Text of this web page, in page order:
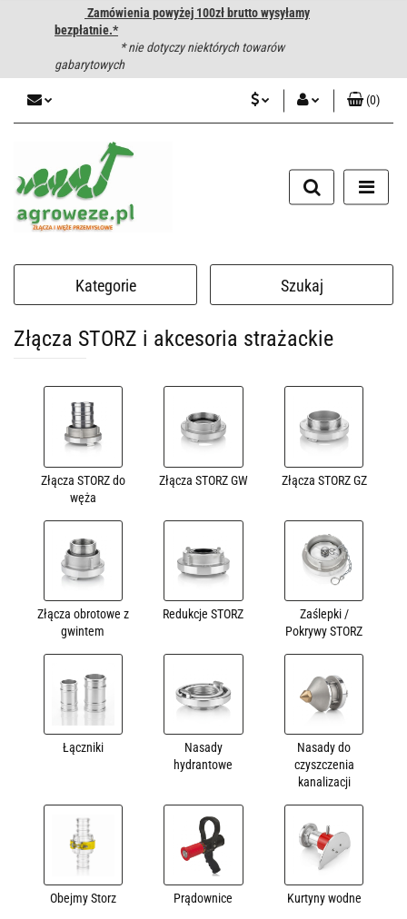
Zamówienia powyżej 100zł brutto wysyłamy
bezpłatnie.*
* nie dotyczy niektórych towarów
gabarytowych
Zarejestruj się
Dodaj zgłoszenie
(0)
Kategorie Szukaj
Złącza STORZ i akcesoria strażackie
Złącza STORZ do
węża
Złącza STORZ GW Złącza STORZ GZ
Złącza obrotowe z
gwintem
Redukcje STORZ
Zaślepki /
Pokrywy STORZ
Łączniki
Nasady
hydrantowe
Nasady do
czyszczenia
kanalizacji
Obejmy Storz Prądownice Kurtyny wodne